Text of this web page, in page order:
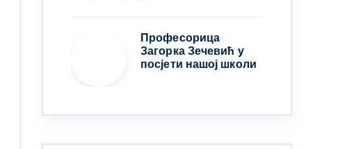
Професорица
Загорка Зечевић у
посјети нашој школи